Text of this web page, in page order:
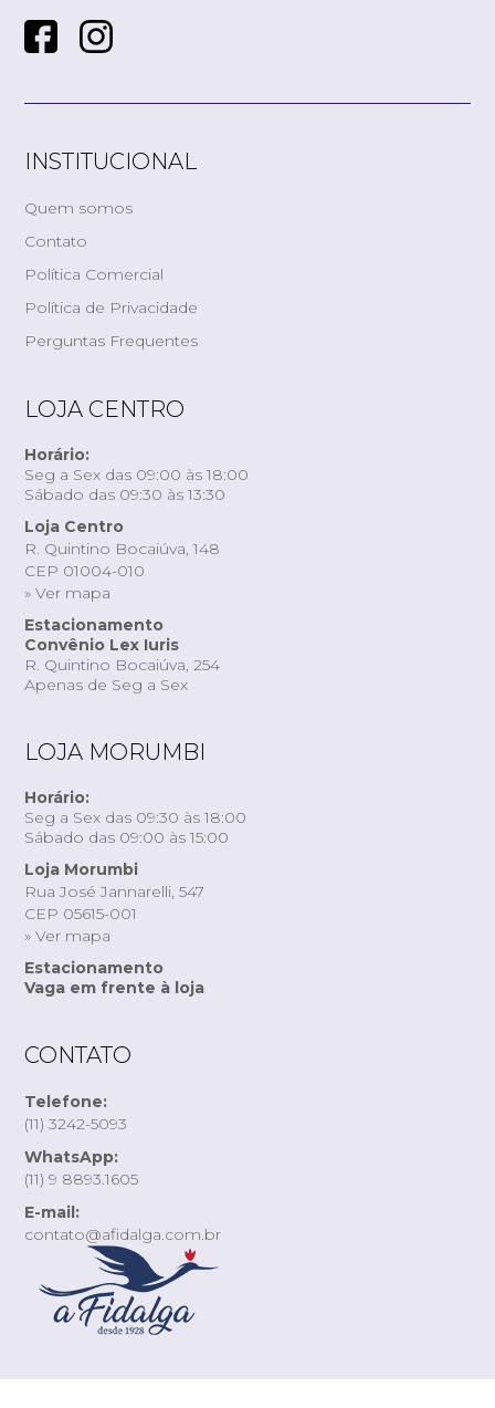
INSTITUCIONAL
Quem somos
Contato
Política Comercial
Política de Privacidade
Perguntas Frequentes
LOJA CENTRO
Horário:
Seg a Sex das 09:00 às 18:00
Sábado das 09:30 às 13:30
Loja Centro
R. Quintino Bocaiúva, 148
CEP 01004-010
» Ver mapa
Estacionamento
Convênio Lex Iuris
R. Quintino Bocaiúva, 254
Apenas de Seg a Sex
LOJA MORUMBI
Horário:
Seg a Sex das 09:30 às 18:00
Sábado das 09:00 às 15:00
Loja Morumbi
Rua José Jannarelli, 547
CEP 05615-001
» Ver mapa
Estacionamento
Vaga em frente à loja
CONTATO
Telefone:
(11) 3242-5093
WhatsApp:
(11) 9 8893.1605
E-mail:
contato@afidalga.com.br